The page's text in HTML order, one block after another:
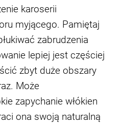
karoserii
myjącego. Pamiętaj
zabrudzenia
lepiej jest częściej
zbyt duże obszary
Może
zapychanie włókien
ona swoją naturalną